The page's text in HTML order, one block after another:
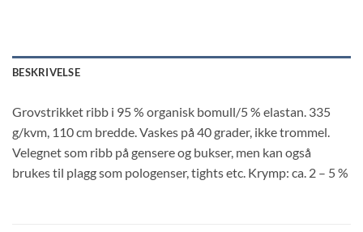
BESKRIVELSE
Grovstrikket ribb i 95 % organisk bomull/5 % elastan. 335
g/kvm, 110 cm bredde. Vaskes på 40 grader, ikke trommel.
Velegnet som ribb på gensere og bukser, men kan også
brukes til plagg som pologenser, tights etc. Krymp: ca. 2 – 5 %